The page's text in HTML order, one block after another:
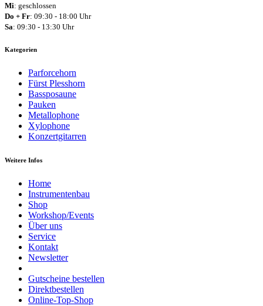
Mi: geschlossen
Do + Fr: 09:30 - 18:00 Uhr
Sa: 09:30 - 13:30 Uhr
Kategorien
Parforcehorn
Fürst Plesshorn
Bassposaune
Pauken
Metallophone
Xylophone
Konzertgitarren
Weitere Infos
Home
Instrumentenbau
Shop
Workshop/Events
Über uns
Service
Kontakt
Newsletter
Gutscheine bestellen
Direktbestellen
Online-Top-Shop